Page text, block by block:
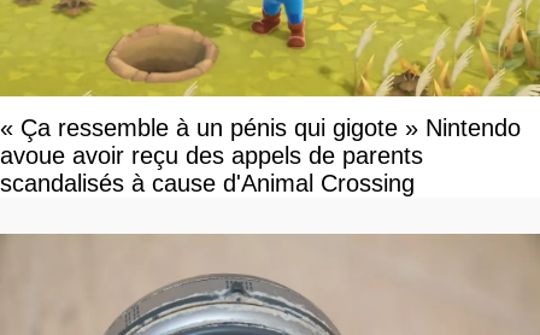
« Ça ressemble à un pénis qui gigote » Nintendo
avoue avoir reçu des appels de parents
scandalisés à cause d'Animal Crossing